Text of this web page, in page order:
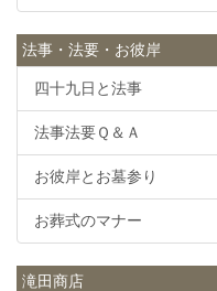
法事・法要・お彼岸
四十九日と法事
法事法要Ｑ＆Ａ
お彼岸とお墓参り
お葬式のマナー
滝田商店